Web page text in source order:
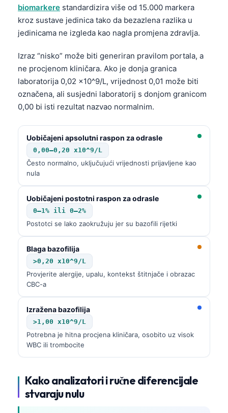
biomarkere standardizira više od 15.000 markera
kroz sustave jedinica tako da bezazlena razlika u
jedinicama ne izgleda kao nagla promjena zdravlja.
Izraz “nisko” može biti generiran pravilom portala, a
ne procjenom kliničara. Ako je donja granica
laboratorija 0,02 x10^9/L, vrijednost 0,01 može biti
označena, ali susjedni laboratorij s donjom granicom
0,00 bi isti rezultat nazvao normalnim.
Uobičajeni apsolutni raspon za odrasle
0,00–0,20 x10^9/L
Često normalno, uključujući vrijednosti prijavljene kao
nula
Uobičajeni postotni raspon za odrasle
0–1% ili 0–2%
Postotci se lako zaokružuju jer su bazofili rijetki
Blaga bazofilija
>0,20 x10^9/L
Provjerite alergije, upalu, kontekst štitnjače i obrazac
CBC-a
Izražena bazofilija
>1,00 x10^9/L
Potrebna je hitna procjena kliničara, osobito uz visok
WBC ili trombocite
Kako analizatori i ručne diferencijale
stvaraju nulu